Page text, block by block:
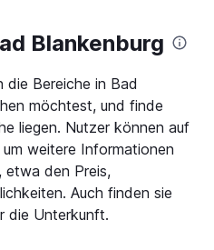
Blankenburg
Bereiche in Bad
möchtest, und finde
liegen. Nutzer können auf
weitere Informationen
etwa den Preis,
Auch finden sie
die Unterkunft.